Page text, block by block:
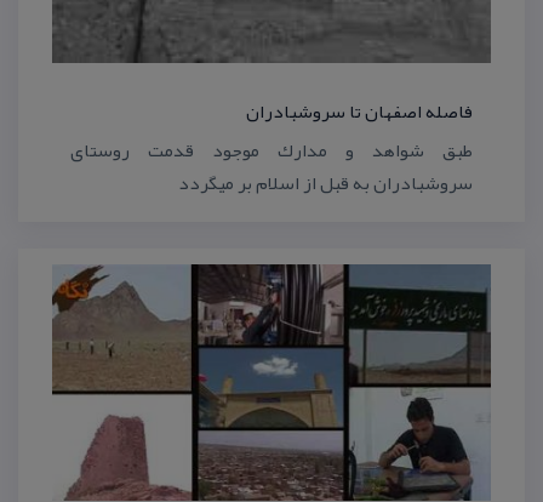
فاصله اصفهان تا سروشبادران
طبق شواهد و مدارك موجود قدمت روستای
سروشبادران به قبل از اسلام بر میگردد